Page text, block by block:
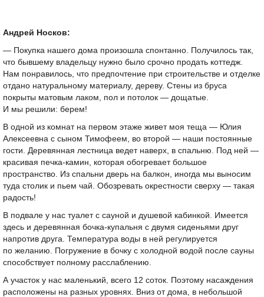
Андрей Носков:
— Покупка нашего дома произошла спонтанно. Получилось так,
что бывшему владельцу нужно было срочно продать коттедж.
Нам понравилось, что предпочтение при строительстве и отделке
отдано натуральному материалу, дереву. Стены из бруса
покрыты матовым лаком, пол и потолок — дощатые.
И мы решили: берем!
В одной из комнат на первом этаже живет моя теща — Юлия
Алексеевна с сыном Тимофеем, во второй — наши постоянные
гости. Деревянная лестница ведет наверх, в спальню. Под ней —
красивая печка-камин, которая обогревает большое
пространство. Из спальни дверь на балкон, иногда мы выносим
туда столик и пьем чай. Обозревать окрестности сверху — такая
радость!
В подвале у нас туалет с сауной и душевой кабинкой. Имеется
здесь и деревянная бочка-купальня с двумя сиденьями друг
напротив друга. Температура воды в ней регулируется
по желанию. Погружение в бочку с холодной водой после сауны
способствует полному расслаблению.
А участок у нас маленький, всего 12 соток. Поэтому насаждения
расположены на разных уровнях. Вниз от дома, в небольшой